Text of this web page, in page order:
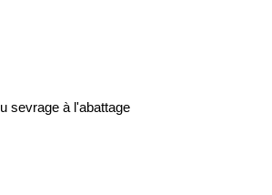
sevrage à l'abattage